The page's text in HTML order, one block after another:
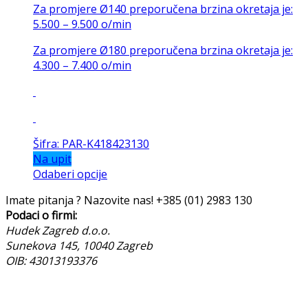
Za promjere Ø140 preporučena brzina okretaja je:
5.500 – 9.500 o/min
Za promjere Ø180 preporučena brzina okretaja je:
4.300 – 7.400 o/min
Šifra: PAR-K418423130
Na upit
Odaberi opcije
Imate pitanja ? Nazovite nas! +385 (01) 2983 130
Podaci o firmi:
Hudek Zagreb d.o.o.
Sunekova 145, 10040 Zagreb
OIB: 43013193376